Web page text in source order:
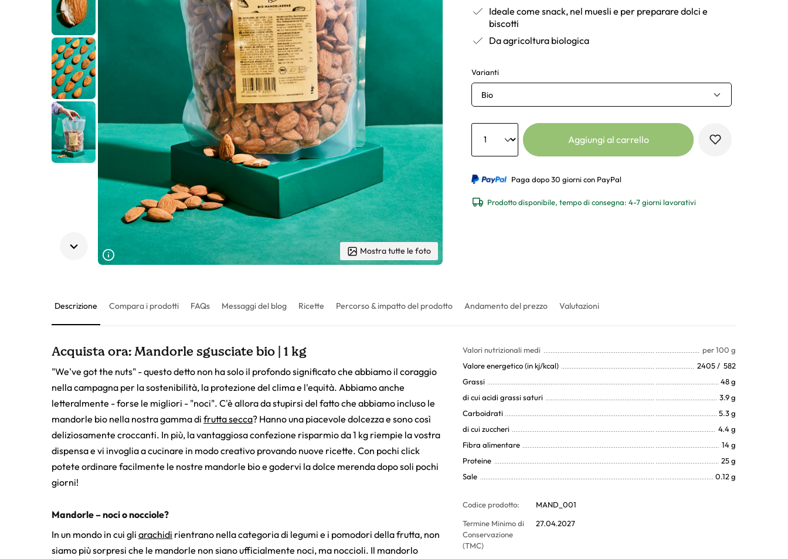
Mostra tutte le foto
Ideale come snack, nel muesli e per preparare dolci e
biscotti
Da agricoltura biologica
Varianti
Bio
Anzahl
Aggiungi al carrello
Paga dopo 30 giorni con PayPal
Prodotto disponibile, tempo di consegna: 4-7 giorni lavorativi
Descrizione Compara i prodotti FAQs Messaggi del blog Ricette Percorso & impatto del prodotto Andamento del prezzo Valutazioni
Acquista ora: Mandorle sgusciate bio | 1 kg
"We've got the nuts" - questo detto non ha solo il profondo significato che abbiamo il coraggio
nella campagna per la sostenibilità, la protezione del clima e l'equità. Abbiamo anche
letteralmente - forse le migliori - "noci". C'è allora da stupirsi del fatto che abbiamo incluso le
mandorle bio nella nostra gamma di frutta secca? Hanno una piacevole dolcezza e sono così
deliziosamente croccanti. In più, la vantaggiosa confezione risparmio da 1 kg riempie la vostra
dispensa e vi invoglia a cucinare in modo creativo provando nuove ricette. Con pochi click
potete ordinare facilmente le nostre mandorle bio e godervi la dolce merenda dopo soli pochi
giorni!
Mandorle – noci o nocciole?
In un mondo in cui gli arachidi rientrano nella categoria di legumi e i pomodori della frutta, non
siamo più sorpresi che le mandorle non siano ufficialmente noci, ma noccioli. Il mandorlo
Valori nutrizionali medi
per 100 g
Valore energetico (in kj/kcal)
2405 / 582
Grassi
48 g
di cui acidi grassi saturi
3.9 g
Carboidrati
5.3 g
di cui zuccheri
4.4 g
Fibra alimentare
14 g
Proteine
25 g
Sale
0.12 g
Codice prodotto:
MAND_001
Termine Minimo di
Conservazione
(TMC)
27.04.2027